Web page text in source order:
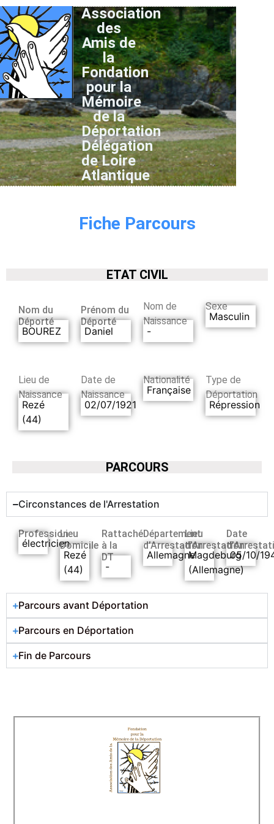
Association
des
Amis de
la
Fondation
pour la
Mémoire
de la
Déportation
Délégation
de Loire
Atlantique
Fiche Parcours
ETAT CIVIL
Nom du
Déporté
BOUREZ
Prénom du
Déporté
Daniel
Nom de
Naissance
-
Sexe
Masculin
Lieu de
Naissance
Rezé
(44)
Date de
Naissance
02/07/1921
Nationalité
Française
Type de
Déportation
Répression
PARCOURS
Circonstances de l'Arrestation
Profession
électricien
Lieu
Domicile
Rezé
(44)
Rattaché
à la
DT
-
Département
d’Arrestation
Allemagne
Lieu
d’Arrestation
Magdeburg
(Allemagne)
Date
05/10/
Parcours avant Déportation
Parcours en Déportation
Fin de Parcours